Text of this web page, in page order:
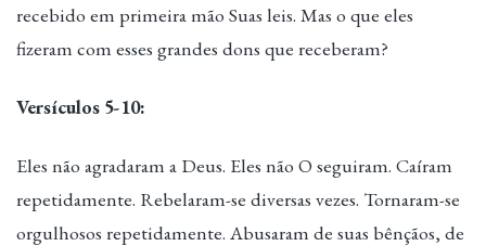
recebido em primeira mão Suas leis. Mas o que eles
fizeram com esses grandes dons que receberam?
Versículos 5-10:
Eles não agradaram a Deus. Eles não O seguiram. Caíram
repetidamente. Rebelaram-se diversas vezes. Tornaram-se
orgulhosos repetidamente. Abusaram de suas bênçãos, de